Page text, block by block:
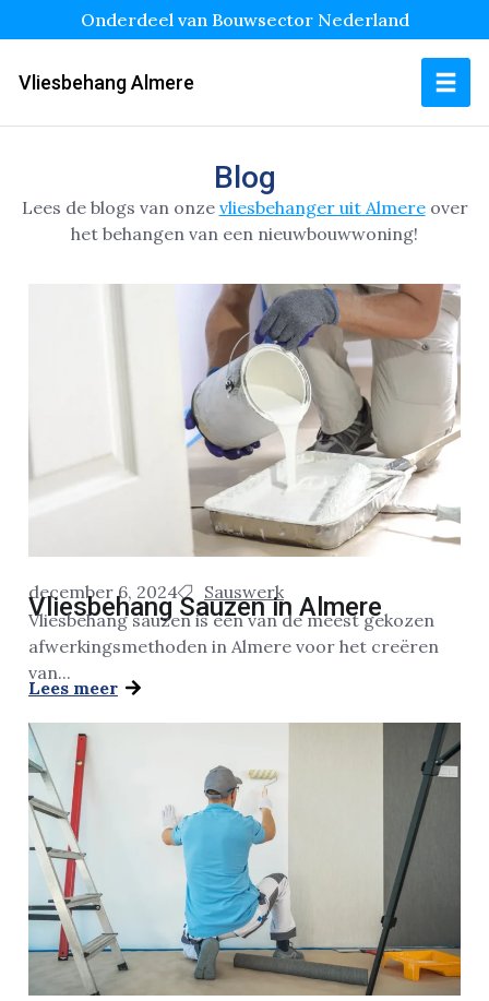
Onderdeel van Bouwsector Nederland
Vliesbehang Almere
Blog
Lees de blogs van onze vliesbehanger uit Almereover
het behangen van een nieuwbouwwoning!
december 6, 2024 Sauswerk
Vliesbehang Sauzen in Almere
Vliesbehang sauzen is een van de meest gekozen
afwerkingsmethoden in Almere voor het creëren
van...
Lees meer